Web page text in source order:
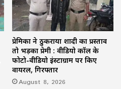
प्रेमिका ने ठुकराया शादी का प्रस्ताव
तो भड़का प्रेमी : वीडियो कॉल के
फोटो-वीडियो इंस्टाग्राम पर किए
वायरल, गिरफ्तार
August 8, 2026